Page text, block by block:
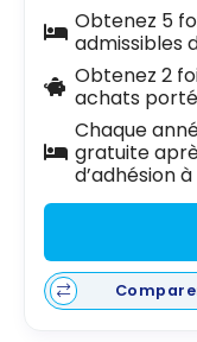
Obtenez 5
admissibles
Obtenez 2
achats
Chaque
gratuite
d’adhésion